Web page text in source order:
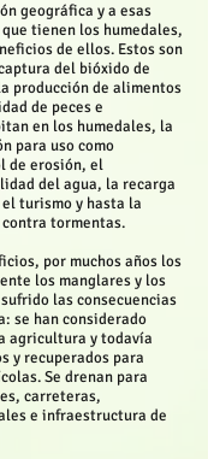
geográfica y a esas
tienen los humedales,
de ellos. Estos son
del bióxido de
producción de alimentos
de peces e
en los humedales, la
para uso como
de erosión, el
del agua, la recarga
turismo y hasta la
tormentas.
por muchos años los
los manglares y los
las consecuencias
se han considerado
agricultura y todavía
y recuperados para
Se drenan para
carreteras,
e infraestructura de